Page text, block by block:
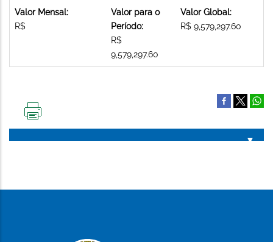
Valor Mensal:
R$
Valor para o
Período:
R$
9,579,297.60
Valor Global:
R$ 9,579,297.60
PÁGINA